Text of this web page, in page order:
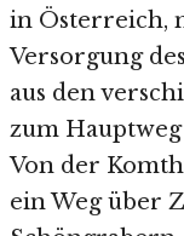
in Österreich,
Versorgung
aus den
zum
Von der
ein Weg über